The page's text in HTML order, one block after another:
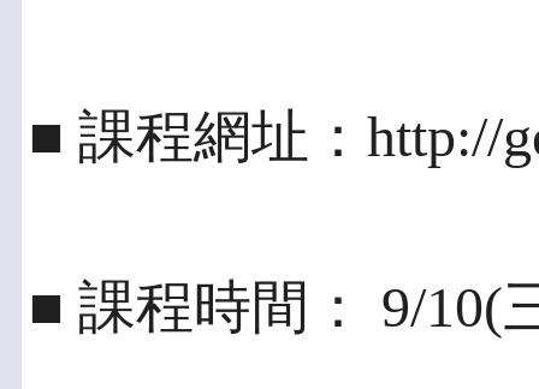
■ 課程網址：http://
■ 課程時間： 9/10(